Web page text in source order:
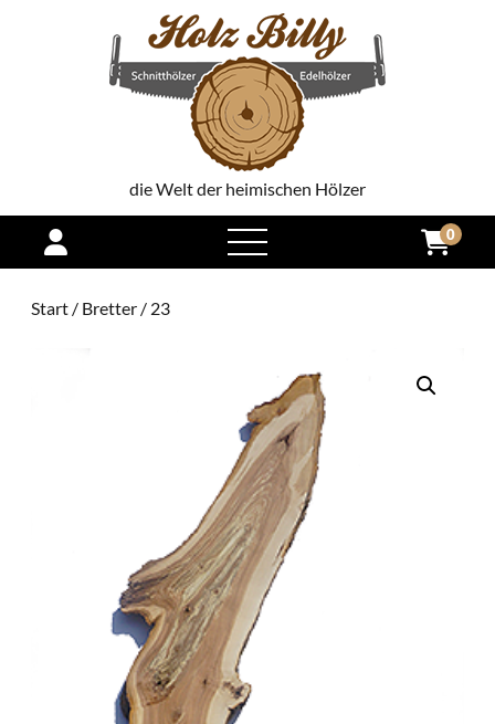
die Welt der heimischen Hölzer
open
menu
0
Start / Bretter / 23